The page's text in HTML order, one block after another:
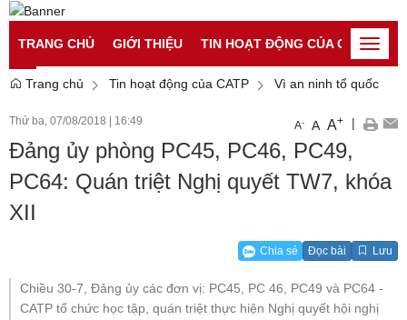
Đăng nhập
Đăng ký
TRANG CHỦ
GIỚI THIỆU TIN HOẠT ĐỘNG CỦA CATPToggle
Trang chủ
Tin hoạt động của CATP Vì an ninh tổ quốc
Thứ ba, 07/08/2018 16:49 A- A A+ |
Đảng ủy phòng PC45, PC46, PC49,
PC64: Quán triệt Nghị quyết TW7, khóa
XII
Chia sẻ Đọc bài Lưu
Chiều 30-7, Đảng ủy các đơn vị: PC45, PC 46, PC49 và PC64 -
CATP tổ chức học tập, quán triệt thực hiện Nghị quyết hội nghị